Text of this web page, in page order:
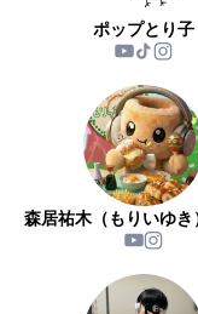
ポップとり子